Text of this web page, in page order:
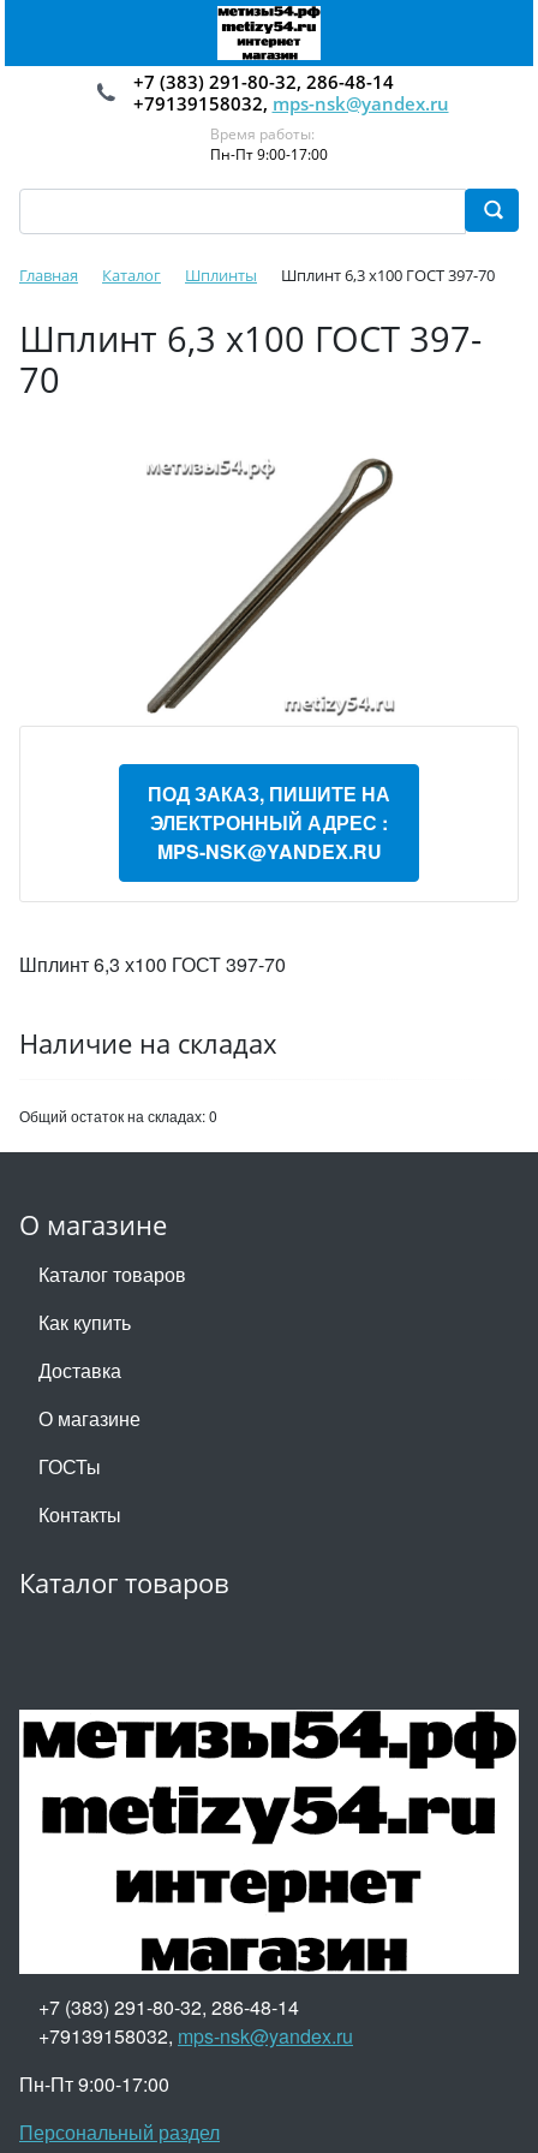
+7 (383) 291-80-32, 286-48-14
+79139158032, mps-nsk@yandex.ru
Время работы:
Пн-Пт 9:00-17:00
Главная Каталог Шплинты Шплинт 6,3 х100 ГОСТ 397-70
Шплинт 6,3 х100 ГОСТ 397-
70
ПОД ЗАКАЗ, ПИШИТЕ НА
ЭЛЕКТРОННЫЙ АДРЕС :
MPS-NSK@YANDEX.RU
Шплинт 6,3 х100 ГОСТ 397-70
Наличие на складах
Общий остаток на складах:0
О магазине
Каталог товаров
Как купить
Доставка
О магазине
ГОСТы
Контакты
Каталог товаров
+7 (383) 291-80-32, 286-48-14
+79139158032, mps-nsk@yandex.ru
Пн-Пт 9:00-17:00
Персональный раздел